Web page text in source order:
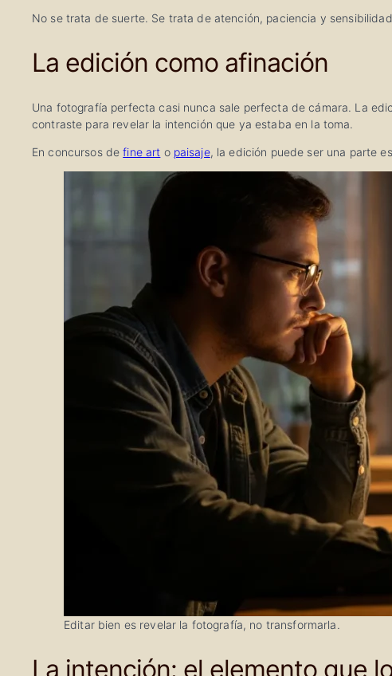
No se trata de suerte. Se trata de atención, paciencia y
La edición como afinación
Una fotografía perfecta casi nunca sale perfecta de cámara. La
contraste para revelar la intención que ya estaba en la toma.
En concursos define art o paisaje, la edición puede ser una parte
Editar bien es revelar la fotografía, no transformarla.
La intención: el elemento que